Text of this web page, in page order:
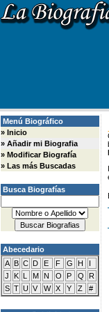
Menú Biográfico
» Inicio
» Añadir mi Biografia
» Modificar Biografía
» Las más Buscadas
Busca Biografías
Abecedario
A B C D E F G H
I
J
K L M N O P Q
R
S T U V W X Y Z #